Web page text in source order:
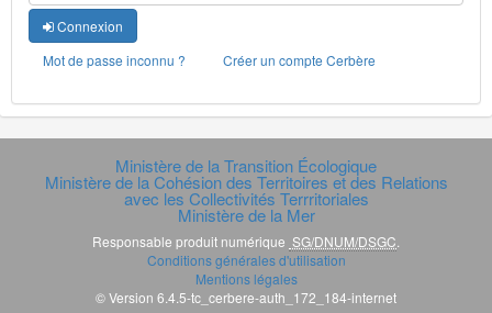
Connexion
Mot de passe inconnu ?
Créer un compte Cerbère
Ministère de la Transition Écologique
Ministère de la Cohésion des Territoires et des Relations
avec les Collectivités Terrritoriales
Ministère de la Mer
Responsable produit numérique SG/DNUM/DSGC.
Conditions générales d'utilisation
Mentions légales
© Version 6.4.5-tc_cerbere-auth_172_184-internet